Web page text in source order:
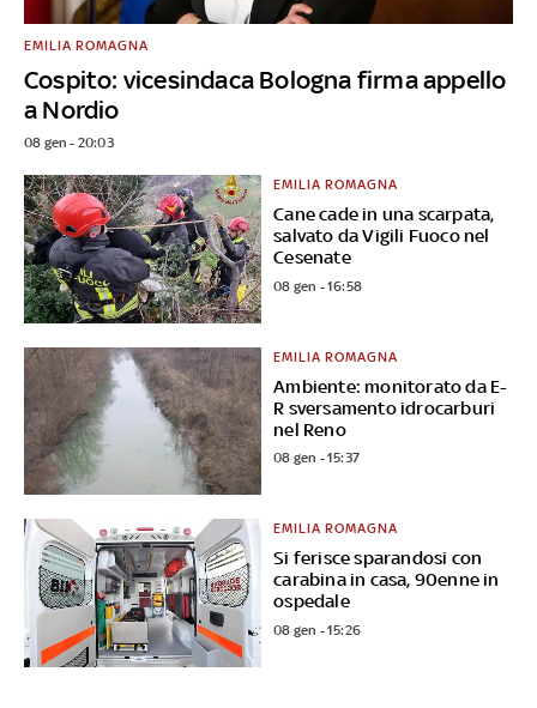
Cospito: vicesindaca Bologna firma appello
a Nordio
EMILIA ROMAGNA
08 gen - 20:03
Cane cade in una scarpata,
salvato da Vigili Fuoco nel
Cesenate
EMILIA ROMAGNA
08 gen - 16:58
Ambiente: monitorato da E-
R sversamento idrocarburi
nel Reno
EMILIA ROMAGNA
08 gen - 15:37
Si ferisce sparandosi con
carabina in casa, 90enne in
ospedale
EMILIA ROMAGNA
08 gen - 15:26